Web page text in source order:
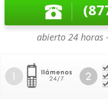
abierto 24 horas